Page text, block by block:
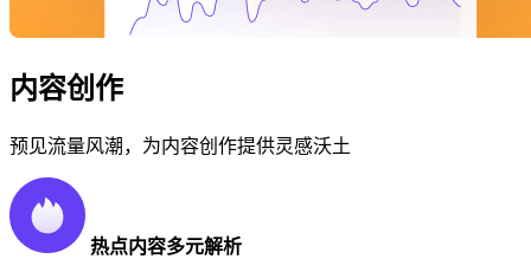
内容创作
预见流量风潮，为内容创作提供灵感沃土
热点内容多元解析